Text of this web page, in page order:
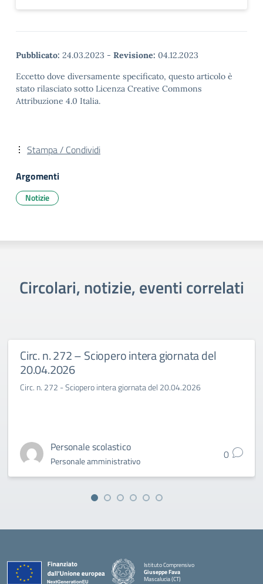
Pubblicato: 24.03.2023 - Revisione: 04.12.2023
Eccetto dove diversamente specificato, questo articolo è
stato rilasciato sotto Licenza Creative Commons
Attribuzione 4.0 Italia.
Stampa / Condividi
Argomenti
Notizie
Circolari, notizie, eventi correlati
Circ. n. 272 – Sciopero intera giornata del
20.04.2026
Circ. n. 272 - Sciopero intera giornata del 20.04.2026
Personale scolastico
Personale amministrativo 0
Istituto Comprensivo
Giuseppe Fava
Mascalucia (CT)